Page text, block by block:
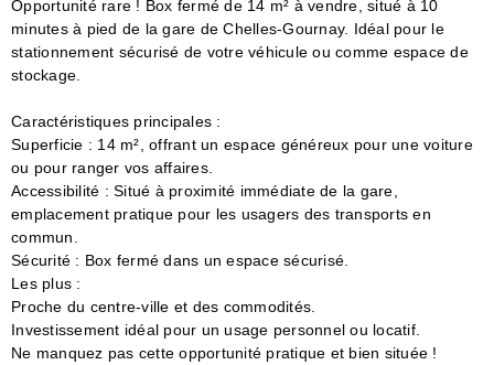
Opportunité rare ! Box fermé de 14 m² à vendre, situé à 10
minutes à pied de la gare de Chelles-Gournay. Idéal pour le
stationnement sécurisé de votre véhicule ou comme espace de
stockage.
Caractéristiques principales :
Superficie : 14 m², offrant un espace généreux pour une voiture
ou pour ranger vos affaires.
Accessibilité : Situé à proximité immédiate de la gare,
emplacement pratique pour les usagers des transports en
commun.
Sécurité : Box fermé dans un espace sécurisé.
Les plus :
Proche du centre-ville et des commodités.
Investissement idéal pour un usage personnel ou locatif.
Ne manquez pas cette opportunité pratique et bien située !